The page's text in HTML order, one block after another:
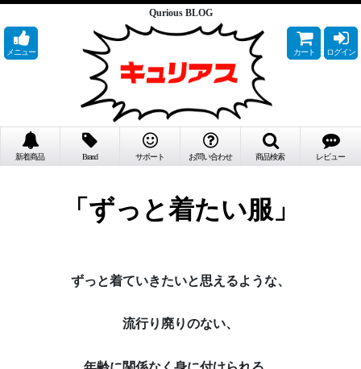
Qurious BLOG
「ずっと着たい服」
ずっと着ていきたいと思えるような、
流行り廃りのない、
メニュー カート ログイン
新着商品 Brand サポート お問い合わせ 商品検索 レビュー